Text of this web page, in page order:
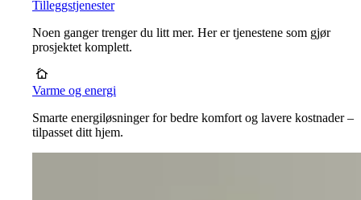
Tilleggstjenester
Noen ganger trenger du litt mer. Her er tjenestene som gjør
prosjektet komplett.
Varme og energi
Smarte energiløsninger for bedre komfort og lavere kostnader –
tilpasset ditt hjem.